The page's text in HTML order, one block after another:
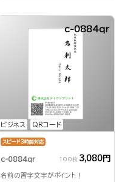
ビジネス QRコード
c-0884qr
スピード3時間対応
c-0884qr 100枚 3,080円
名前の習字文字がポイント！